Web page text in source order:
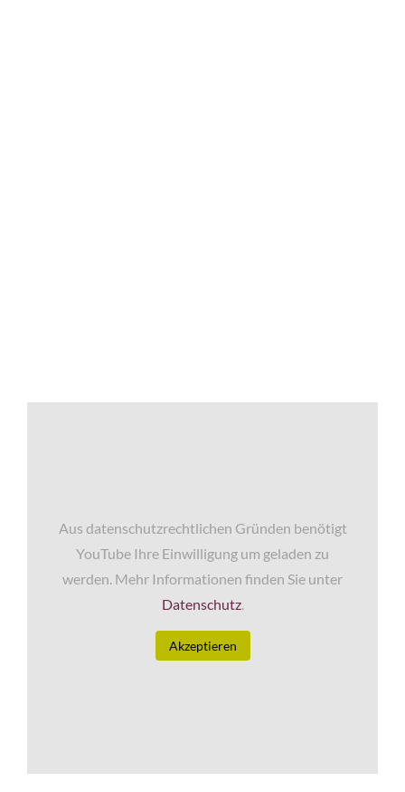
Aus datenschutzrechtlichen Gründen benötigt
YouTube Ihre Einwilligung um geladen zu
werden. Mehr Informationen finden Sie unter
Datenschutz.
Akzeptieren